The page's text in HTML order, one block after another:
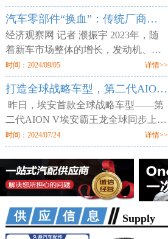
意进出。两层楼的厂区空空荡荡，所
有的产线、物料均已搬空，仅剩为数
汽车零部件“换血”：传统厂商业绩平淡 增量部件厂商利润走高
经济观察网 记者 濮振宇 2023年，随
着新车市场整体的增长，发动机、轮
胎等传统汽车零部件企业获得了业绩
增长，但更多的传统零部件企业则业
绩不佳。汽车行业向电动化与智能化
时间：2024/09/05 详情>>
打造全球战略车型，第二代AION V售12.98万元起
昨日，埃安首款全球战略车型——第
二代AION V埃安霸王龙全球同步上
市。新车定位新硬派智驾SUV，提供
520km、650km、750km三种续航7个
配置版本，售价区间为12.98万-18.98
万元。值
时间：2024/07/24 详情>>
供应信息 Supply